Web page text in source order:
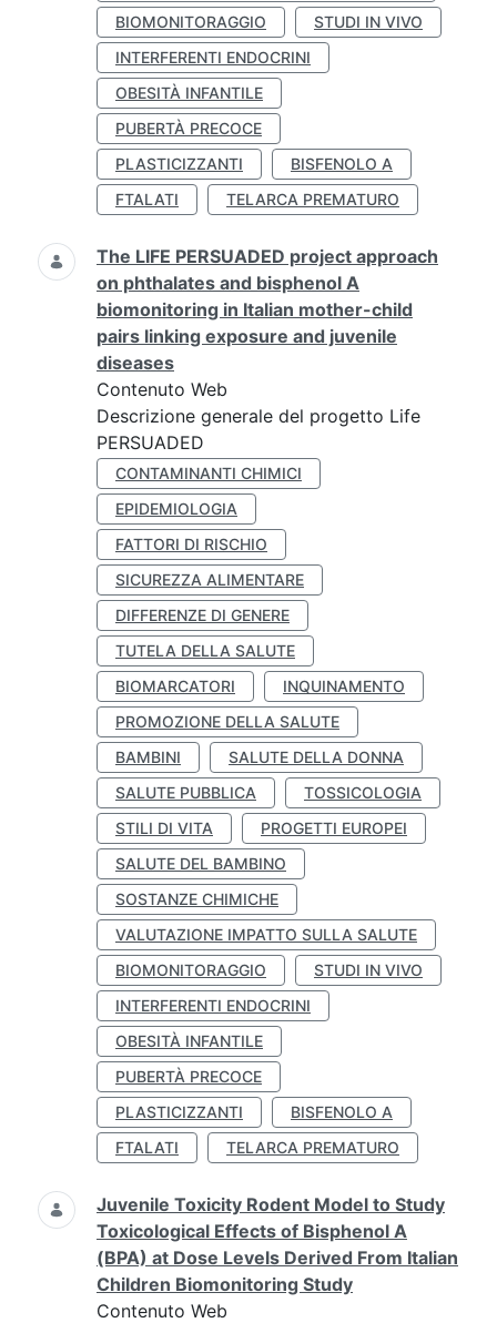
BIOMONITORAGGIO
STUDI IN VIVO
INTERFERENTI ENDOCRINI
OBESITÀ INFANTILE
PUBERTÀ PRECOCE
PLASTICIZZANTI
BISFENOLO A
FTALATI
TELARCA PREMATURO
The LIFE PERSUADED project approach
on phthalates and bisphenol A
biomonitoring in Italian mother-child
pairs linking exposure and juvenile
diseases
Contenuto Web
Descrizione generale del progetto Life
PERSUADED
CONTAMINANTI CHIMICI
EPIDEMIOLOGIA
FATTORI DI RISCHIO
SICUREZZA ALIMENTARE
DIFFERENZE DI GENERE
TUTELA DELLA SALUTE
BIOMARCATORI
INQUINAMENTO
PROMOZIONE DELLA SALUTE
BAMBINI
SALUTE DELLA DONNA
SALUTE PUBBLICA
TOSSICOLOGIA
STILI DI VITA
PROGETTI EUROPEI
SALUTE DEL BAMBINO
SOSTANZE CHIMICHE
VALUTAZIONE IMPATTO SULLA SALUTE
BIOMONITORAGGIO
STUDI IN VIVO
INTERFERENTI ENDOCRINI
OBESITÀ INFANTILE
PUBERTÀ PRECOCE
PLASTICIZZANTI
BISFENOLO A
FTALATI
TELARCA PREMATURO
Juvenile Toxicity Rodent Model to Study
Toxicological Effects of Bisphenol A
(BPA) at Dose Levels Derived From Italian
Children Biomonitoring Study
Contenuto Web